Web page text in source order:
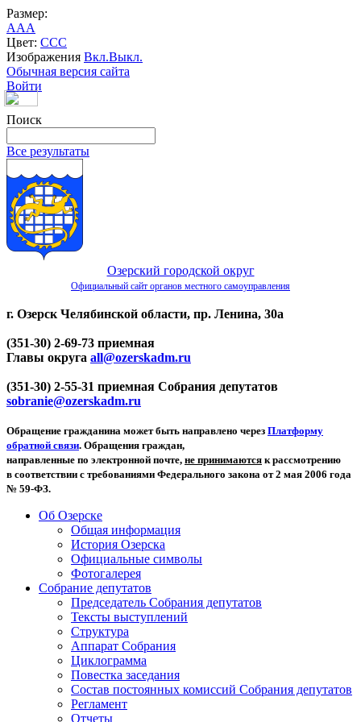
Размер:
AAA
Цвет: CCC
Изображения Вкл.Выкл.
Обычная версия сайта
Войти
Поиск
Все результаты
Озерский городской округ
Официальный сайт органов местного самоуправления
г. Озерск Челябинской области, пр. Ленина, 30а
(351-30) 2-69-73 приемная
Главы округа all@ozerskadm.ru
(351-30) 2-55-31 приемная Собрания депутатов
sobranie@ozerskadm.ru
Обращение гражданина может быть направлено через Платформу
обратной связи. Обращения граждан,
направленные по электронной почте, не принимаются к рассмотрению
в соответствии с требованиями Федерального закона от 2 мая 2006 года
№ 59-ФЗ.
Об Озерске
Общая информация
История Озерска
Официальные символы
Фотогалерея
Собрание депутатов
Председатель Собрания депутатов
Тексты выступлений
Структура
Аппарат Собрания
Циклограмма
Повестка заседания
Состав постоянных комиссий Собрания депутатов
Регламент
Отчеты